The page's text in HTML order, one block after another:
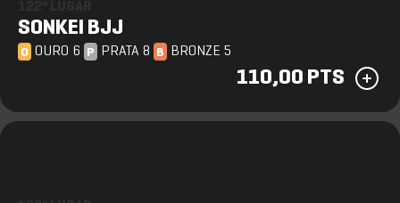
SONKEI BJJ
O OURO 6 P PRATA 8 B BRONZE 5
110,00 PTS